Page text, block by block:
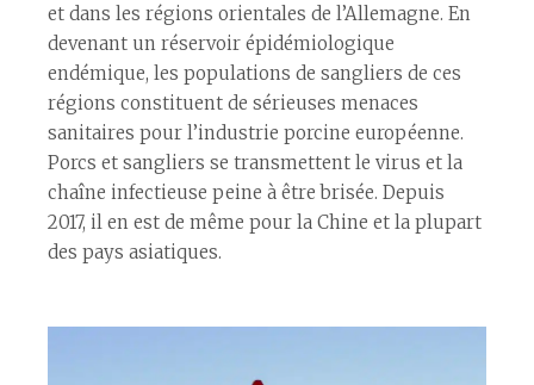
et dans les régions orientales de l’Allemagne. En
devenant un réservoir épidémiologique
endémique, les populations de sangliers de ces
régions constituent de sérieuses menaces
sanitaires pour l’industrie porcine européenne.
Porcs et sangliers se transmettent le virus et la
chaîne infectieuse peine à être brisée. Depuis
2017, il en est de même pour la Chine et la plupart
des pays asiatiques.